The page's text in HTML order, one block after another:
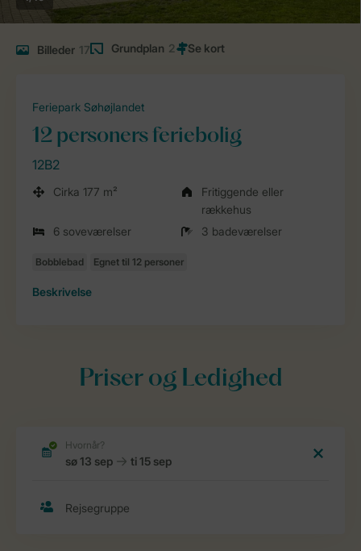
Billeder 17 Grundplan 2
Feriepark Søhøjlandet
12 personers feriebolig
12B2
Cirka 177 m²
Fritiggende eller
rækkehus
6 soveværelser
3 badeværelser
Beskrivelse
Priser og Ledighed